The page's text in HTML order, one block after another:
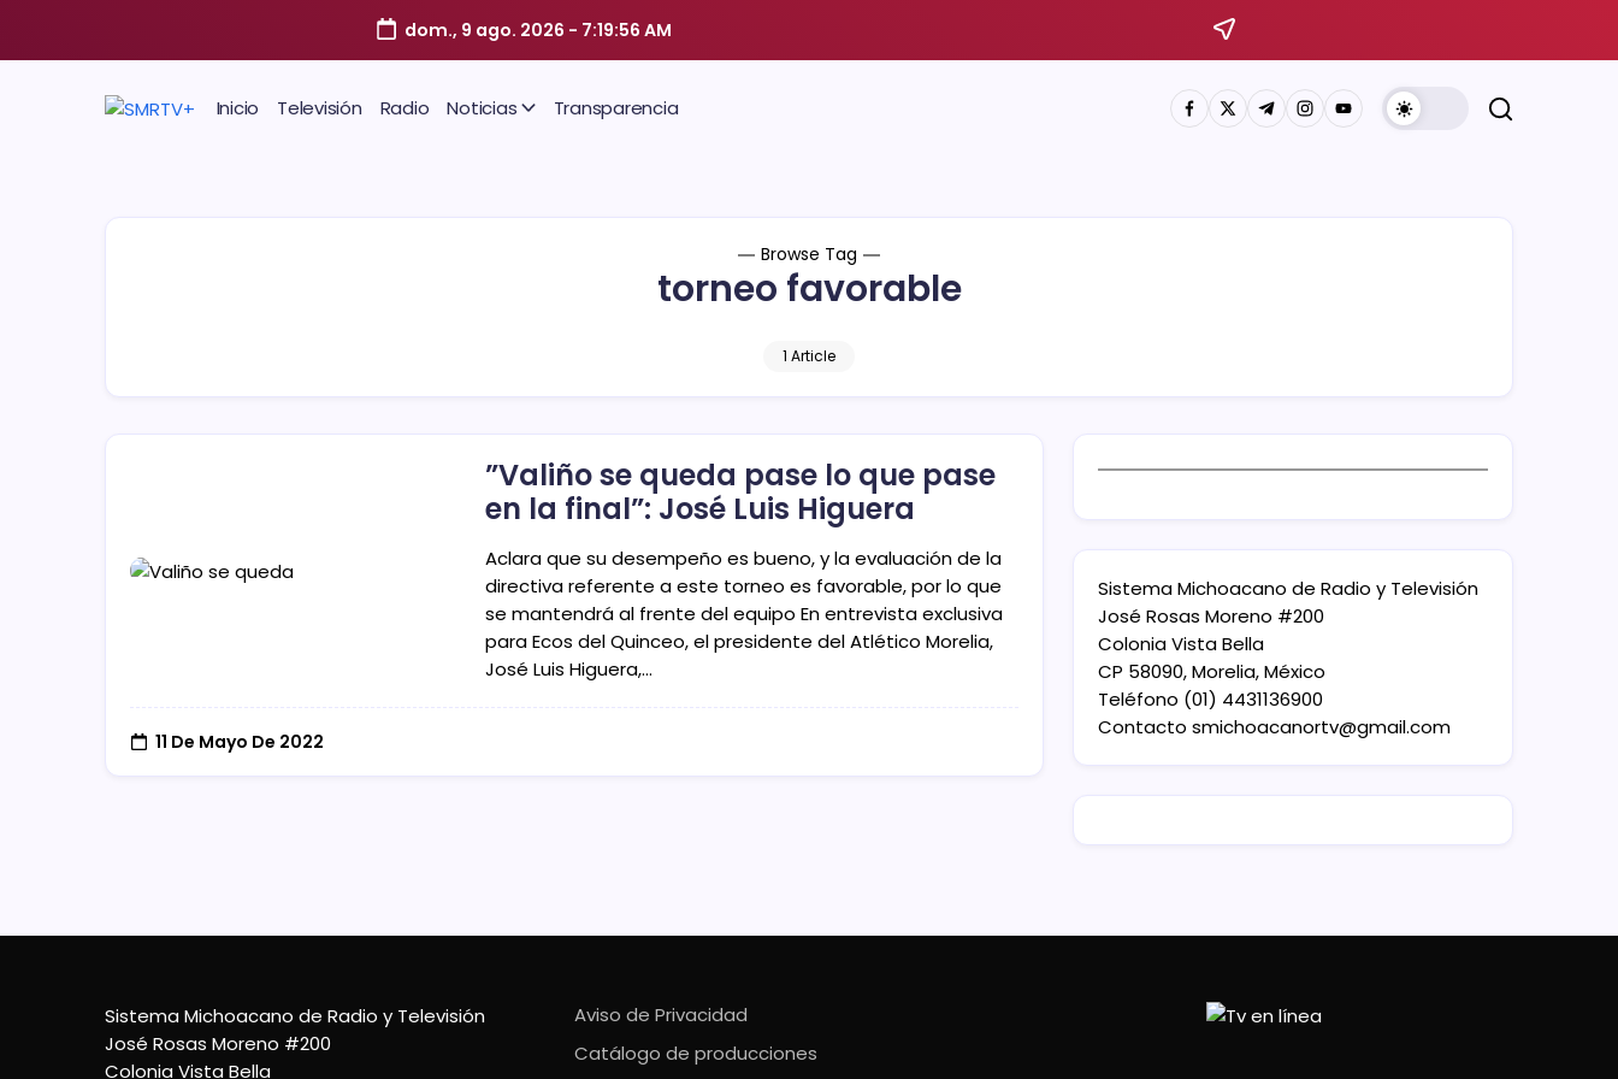
dom., 9 ago. 2026 - 7:19:56 AM
Inicio Televisión Radio Noticias Transparencia
Browse Tag
torneo favorable
1 Article
”Valiño se queda pase lo que pase
en la final”: José Luis Higuera
Aclara que su desempeño es bueno, y la evaluación de la
directiva referente a este torneo es favorable, por lo que
se mantendrá al frente del equipo En entrevista exclusiva
para Ecos del Quinceo, el presidente del Atlético Morelia,
José Luis Higuera,…
11 De Mayo De 2022
Sistema Michoacano de Radio y Televisión
José Rosas Moreno #200
Colonia Vista Bella
CP 58090, Morelia, México
Teléfono (01) 4431136900
Contacto smichoacanortv@gmail.com
Sistema Michoacano de Radio y Televisión
José Rosas Moreno #200
Colonia Vista Bella
Aviso de Privacidad
Catálogo de producciones